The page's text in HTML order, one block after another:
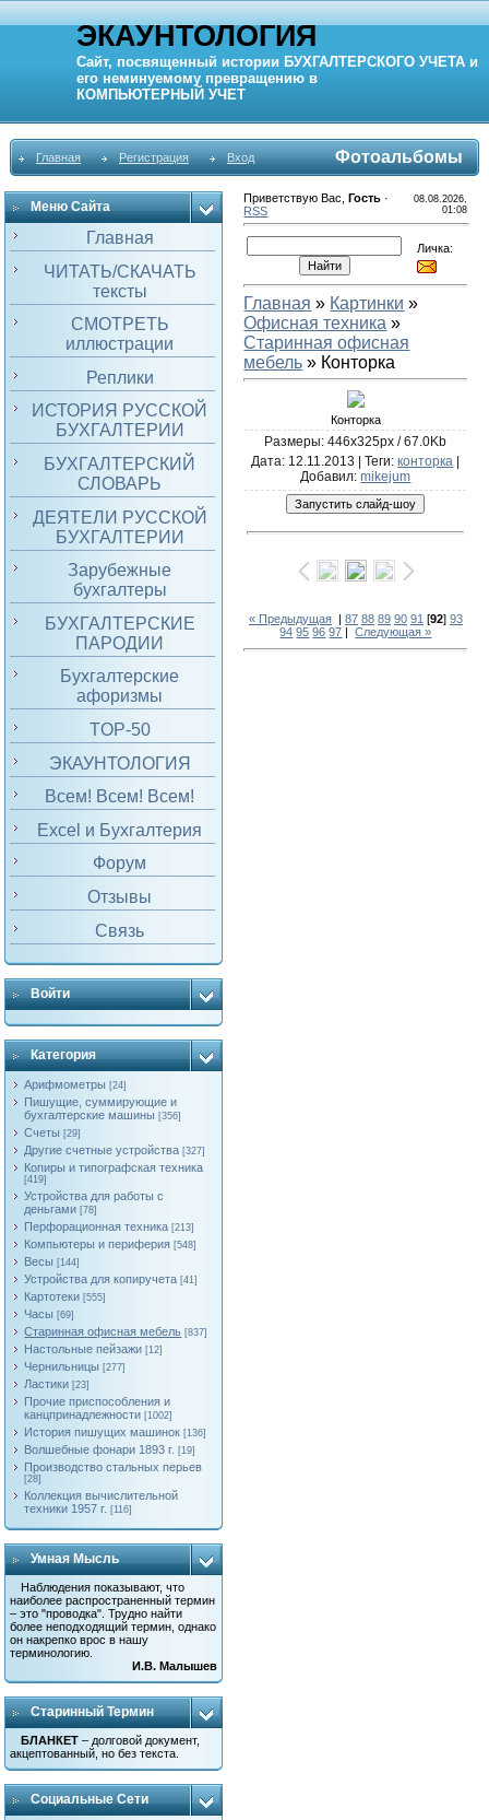
ЭКАУНТОЛОГИЯ
Сайт, посвященный истории БУХГАЛТЕРСКОГО УЧЕТА и
его неминуемому превращению в
КОМПЬЮТЕРНЫЙ УЧЕТ
Главная Регистрация Вход Фотоальбомы
Меню Сайта
Главная
ЧИТАТЬ/СКАЧАТЬ
тексты
СМОТРЕТЬ
иллюстрации
Реплики
ИСТОРИЯ РУССКОЙ
БУХГАЛТЕРИИ
БУХГАЛТЕРСКИЙ
СЛОВАРЬ
ДЕЯТЕЛИ РУССКОЙ
БУХГАЛТЕРИИ
Зарубежные
бухгалтеры
БУХГАЛТЕРСКИЕ
ПАРОДИИ
Бухгалтерские
афоризмы
TOP-50
ЭКАУНТОЛОГИЯ
Всем! Всем! Всем!
Excel и Бухгалтерия
Форум
Отзывы
Связь
Войти
Категория
Арифмометры [24]
Пишущие, суммирующие и
бухгалтерские машины [356]
Счеты [29]
Другие счетные устройства [327]
Копиры и типографская техника
[419]
Устройства для работы с
деньгами [78]
Перфорационная техника [213]
Компьютеры и периферия [548]
Весы [144]
Устройства для копиручета [41]
Картотеки [555]
Часы [69]
Старинная офисная мебель [837]
Настольные пейзажи [12]
Чернильницы [277]
Ластики [23]
Прочие приспособления и
канцпринадлежности [1002]
История пишущих машинок [136]
Волшебные фонари 1893 г. [19]
Производство стальных перьев
[28]
Коллекция вычислительной
техники 1957 г. [116]
Умная Мысль
Наблюдения показывают, что
наиболее распространенный термин
– это "проводка". Трудно найти
более неподходящий термин, однако
он накрепко врос в нашу
терминологию.
И.В. Малышев
Старинный Термин
БЛАНКЕТ – долговой документ,
акцептованный, но без текста.
Социальные Сети
Приветствую Вас ,Гость ·
RSS
08.08.2026,
01:08
Личка:
Главная » Картинки »
Офисная техника »
Старинная офисная
мебель » Конторка
Конторка
Размеры: 446x325px / 67.0Kb
Дата: 12.11.2013 |Теги:конторка
Добавил:mikejum
« Предыдущая| 87 88 89 90 91 [92] 93
94 95 96 97 |Следующая »